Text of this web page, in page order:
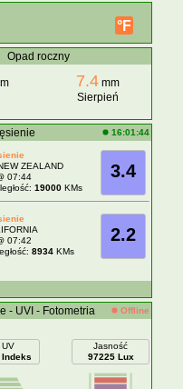
°F
Opad roczny
7.4 mm
Sierpień
16:01:44
3.4
ZEALAND
07:44
19000 KMs
2.2
07:42
8934 KMs
- UVI - Fotometria Offline
UV
Indeks
Jasność
97225 Lux